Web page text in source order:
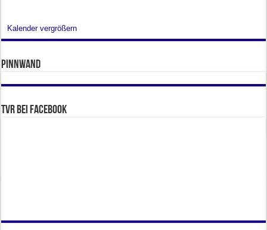
Kalender vergrößern
Pinnwand
TVR bei facebook